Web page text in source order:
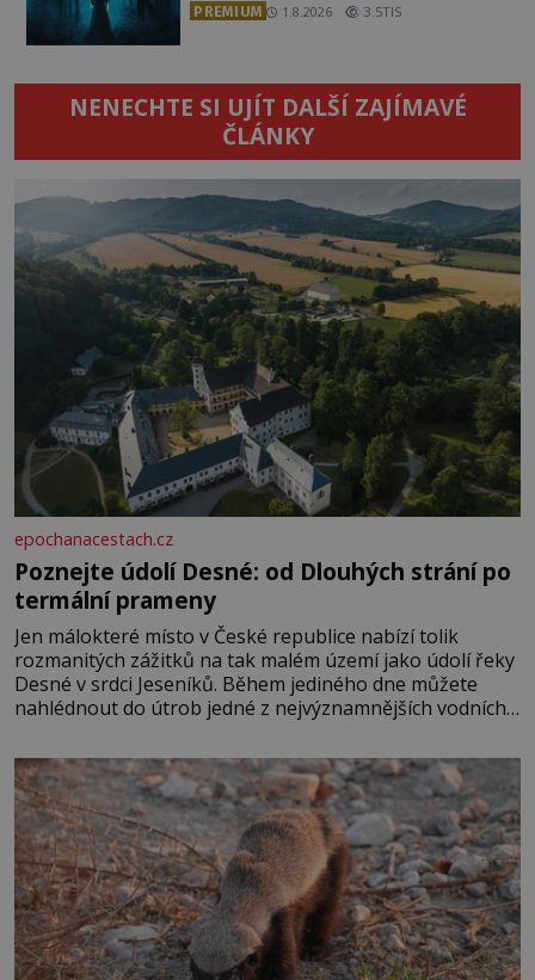
PREMIUM 1.8.2026 3.5TIS
NENECHTE SI UJÍT DALŠÍ ZAJÍMAVÉ
ČLÁNKY
epochanacestach.cz
Poznejte údolí Desné: od Dlouhých strání po
termální prameny
Jen málokteré místo v České republice nabízí tolik
rozmanitých zážitků na tak malém území jako údolí řeky
Desné v srdci Jeseníků. Během jediného dne můžete
nahlédnout do útrob jedné z nejvýznamnějších vodních
se na koloběžce a den zakončit poznáváním památek ve
Velkých Losinách nebo v termálním